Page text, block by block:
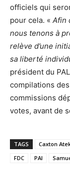
officiels qui
pour cela. « Afin
nous tenons à
relève d’une
sa liberté
président du
compilations
commissions
votes, avant de
TAGS Caxton
FDC
PAl